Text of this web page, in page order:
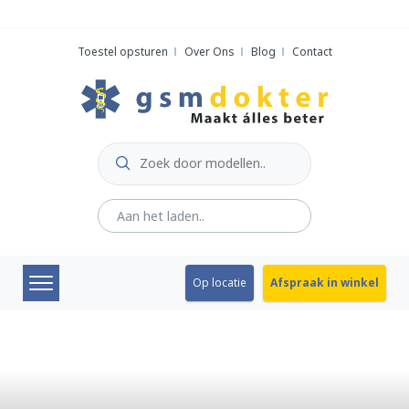
Toestel opsturen Over Ons Blog Contact
Op locatie Afspraak in winkel